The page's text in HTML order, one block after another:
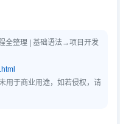
全整理 | 基础语法→项目开发
用于商业用途，如若侵权，请